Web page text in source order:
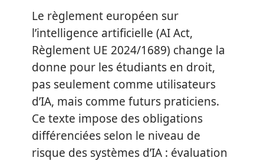
Le règlement européen sur
l’intelligence artificielle (AI Act,
Règlement UE 2024/1689) change la
donne pour les étudiants en droit,
pas seulement comme utilisateurs
d’IA, mais comme futurs praticiens.
Ce texte impose des obligations
différenciées selon le niveau de
risque des systèmes d’IA : évaluation